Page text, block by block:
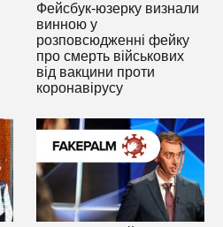
Фейсбук-юзерку визнали
винною у
розповсюдженні фейку
про смерть військових
від вакцини проти
коронавірусу